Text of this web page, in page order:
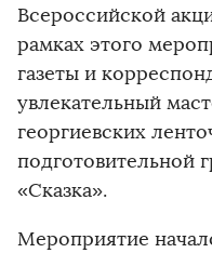
Всероссийской
рамках этого
газеты и
увлекательный
георгиевских
подготовительной
«Сказка».
Мероприятие